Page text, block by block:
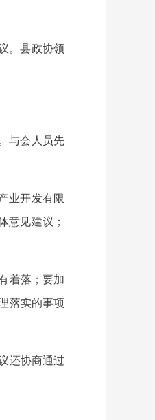
。县政协领
与会人员先
业开发有限
意见建议；
着落；要加
落实的事项
还协商通过